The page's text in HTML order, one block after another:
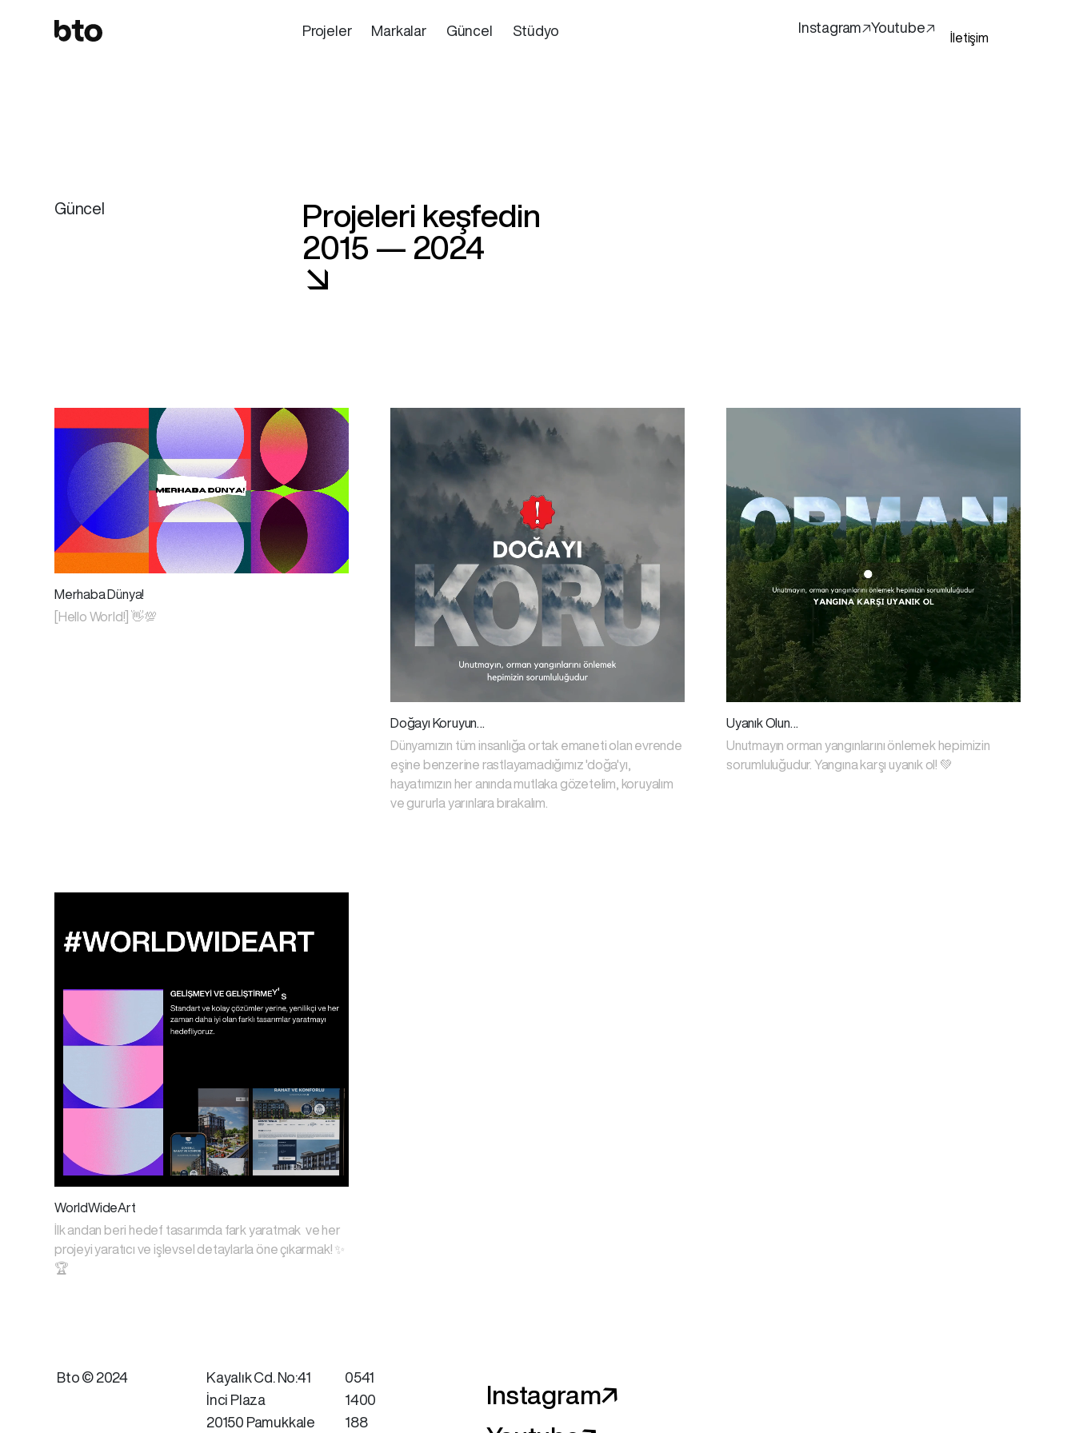
Projeler Markalar Güncel Stüdyo Instagram🡥Youtube🡥
İletişim
Güncel
Projeleri keşfedin
2015 — 2024
↘
Merhaba Dünya!
[Hello World!] 👋💯
Doğayı Koruyun…
Dünyamızın tüm insanlığa ortak emaneti olan evrende
eşine benzerine rastlayamadığımız 'doğa'yı,
hayatımızın her anında mutlaka gözetelim, koruyalım
ve gururla yarınlara bırakalım.
Uyanık Olun…
Unutmayın orman yangınlarını önlemek hepimizin
sorumluluğudur. Yangına karşı uyanık ol! 💚
WorldWideArt
İlk andan beri hedef tasarımda fark yaratmak ve her
projeyi yaratıcı ve işlevsel detaylarla öne çıkarmak! ✨
🏆
Bto © 2024
Kayalık Cd. No:41
İnci Plaza
20150 Pamukkale
0541
1400
188
Instagram🡥